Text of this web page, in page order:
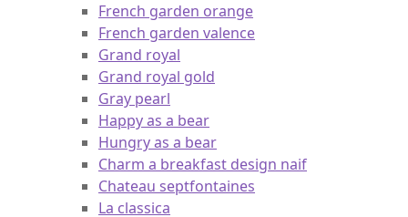
For me
French garden fleurence
French garden orange
French garden valence
Grand royal
Grand royal gold
Gray pearl
Happy as a bear
Hungry as a bear
Charm a breakfast design naif